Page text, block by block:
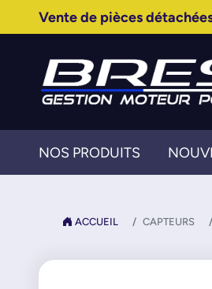
Vente de pièces
NOS PRODUITS
ACCUEIL CAPTEURS